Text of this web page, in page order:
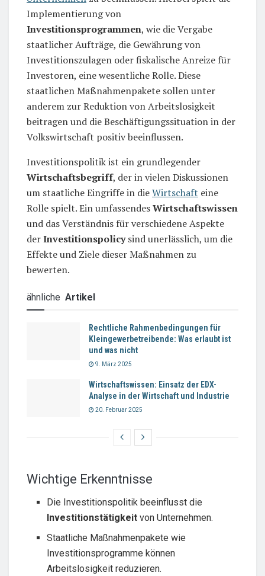
Implementierung von
Investitionsprogrammen, wie die Vergabe
staatlicher Aufträge, die Gewährung von
Investitionszulagen oder fiskalische Anreize für
Investoren, eine wesentliche Rolle. Diese
staatlichen Maßnahmenpakete sollen unter
anderem zur Reduktion von Arbeitslosigkeit
beitragen und die Beschäftigungssituation in der
Volkswirtschaft positiv beeinflussen.
Investitionspolitik ist ein grundlegender
Wirtschaftsbegriff, der in vielen Diskussionen
um staatliche Eingriffe in dieWirtschaft eine
Rolle spielt. Ein umfassendesWirtschaftswissen
und das Verständnis für verschiedene Aspekte
derInvestitionspolicysind unerlässlich, um die
Effekte und Ziele dieser Maßnahmen zu
bewerten.
ähnliche Artikel
Rechtliche Rahmenbedingungen für
Kleingewerbetreibende: Was erlaubt ist
und was nicht
9. März 2025
Wirtschaftswissen: Einsatz der EDX-
Analyse in der Wirtschaft und Industrie
20. Februar 2025
Wichtige Erkenntnisse
Die Investitionspolitik beeinflusst die
Investitionstätigkeit von Unternehmen.
Staatliche Maßnahmenpakete wie
Investitionsprogramme können
Arbeitslosigkeit reduzieren.